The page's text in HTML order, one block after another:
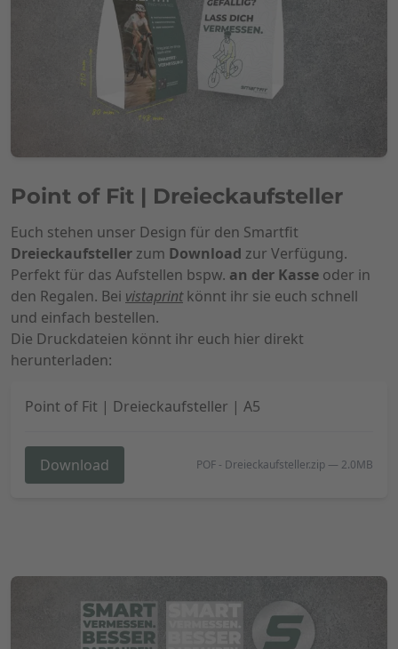
Point of Fit | Dreieckaufsteller
Euch stehen unser Design für den Smartfit
Dreieckaufsteller zum Download zur Verfügung.
Perfekt für das Aufstellen bspw. an der Kasse oder in
den Regalen. Bei vistaprint könnt ihr sie euch schnell
und einfach bestellen.
Die Druckdateien könnt ihr euch hier direkt
herunterladen:
Point of Fit | Dreieckaufsteller | A5
Download POF - Dreieckaufsteller.zip — 2.0MB